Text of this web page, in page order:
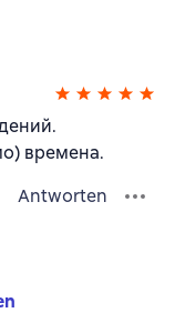
времена.
Antworten